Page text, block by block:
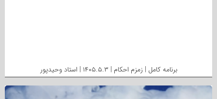
برنامه کامل | زمزم احکام | ۱۴۰۵.۵.۳ | استاد وحیدپور